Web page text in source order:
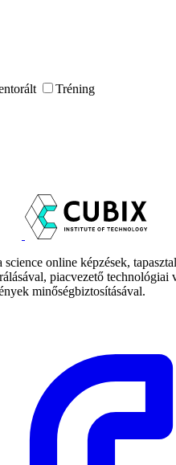
Tréning
online képzések,
piacvezető technológiai
minőségbiztosításával.